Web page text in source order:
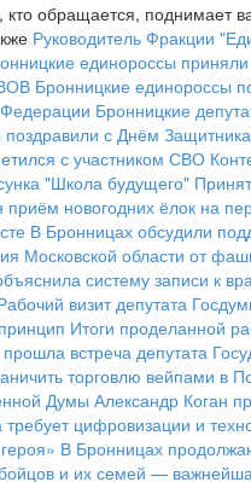
обращается, поднимает
Руководитель Фракции
единороссы
Бронницкие единороссы
Бронницкие
с Днём
с участником СВО
"Школа будущего"
приём новогодних ёлок на
В Бронницах обсудили
Московской области от
систему записи к
визит депутата
Итоги проделанной
встреча депутата
торговлю вейпами в
Думы Александр Коган
требует цифровизации и
В Бронницах
и их семей —